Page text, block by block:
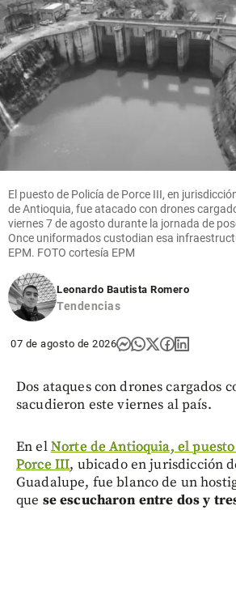
El puesto de Policía de Porce III, en
de Antioquia, fue atacado con drones
viernes 7 de agosto durante la jornada de
Once uniformados custodian esa
EPM. FOTO cortesía EPM
Leonardo Bautista Romero
Tendencias
07 de agosto de 2026
Dos ataques con drones cargados
sacudieron este viernes al país.
En elNorte de Antioquia, el
Porce III, ubicado en jurisdicción
Guadalupe, fue blanco de un
que se escucharon entre dos y